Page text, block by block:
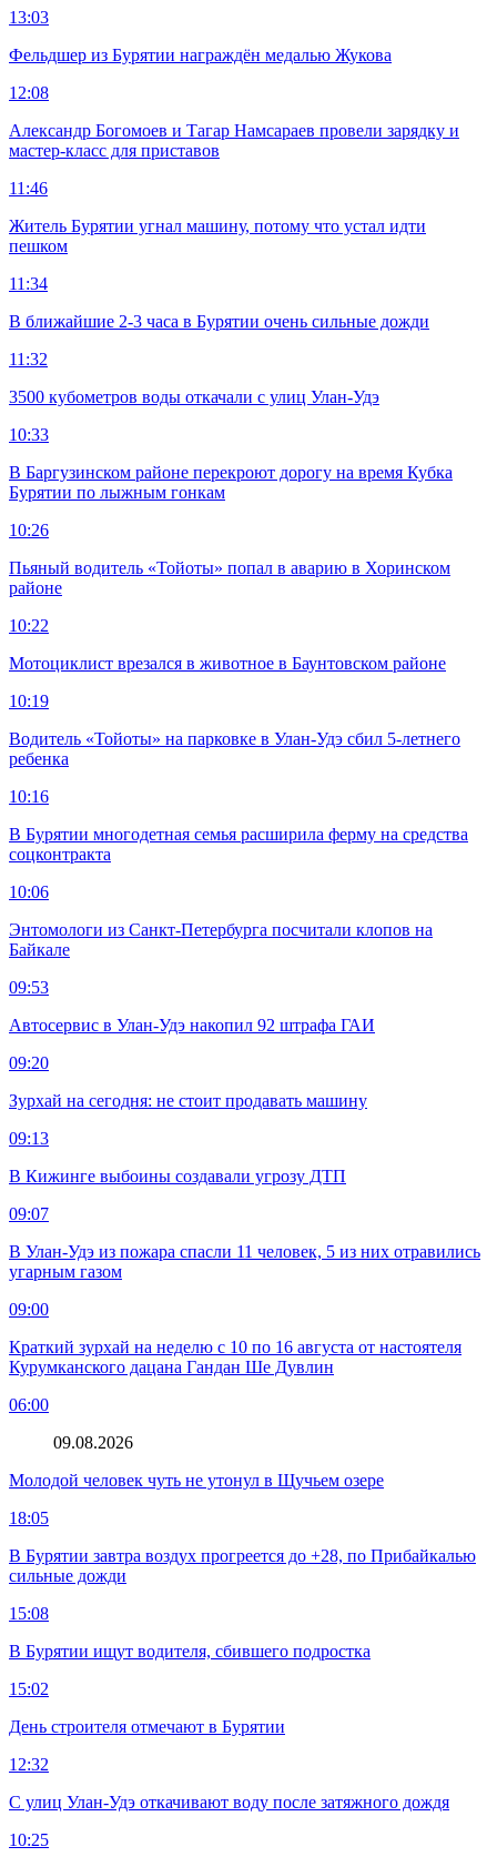
13:03
Фельдшер из Бурятии награждён медалью Жукова
12:08
Александр Богомоев и Тагар Намсараев провели зарядку и
мастер-класс для приставов
11:46
Житель Бурятии угнал машину, потому что устал идти
пешком
11:34
В ближайшие 2-3 часа в Бурятии очень сильные дожди
11:32
3500 кубометров воды откачали с улиц Улан-Удэ
10:33
В Баргузинском районе перекроют дорогу на время Кубка
Бурятии по лыжным гонкам
10:26
Пьяный водитель «Тойоты» попал в аварию в Хоринском
районе
10:22
Мотоциклист врезался в животное в Баунтовском районе
10:19
Водитель «Тойоты» на парковке в Улан-Удэ сбил 5-летнего
ребенка
10:16
В Бурятии многодетная семья расширила ферму на средства
соцконтракта
10:06
Энтомологи из Санкт-Петербурга посчитали клопов на
Байкале
09:53
Автосервис в Улан-Удэ накопил 92 штрафа ГАИ
09:20
Зурхай на сегодня: не стоит продавать машину
09:13
В Кижинге выбоины создавали угрозу ДТП
09:07
В Улан-Удэ из пожара спасли 11 человек, 5 из них отравились
угарным газом
09:00
Краткий зурхай на неделю с 10 по 16 августа от настоятеля
Курумканского дацана Гандан Ше Дувлин
06:00
09.08.2026
Молодой человек чуть не утонул в Щучьем озере
18:05
В Бурятии завтра воздух прогреется до +28, по Прибайкалью
сильные дожди
15:08
В Бурятии ищут водителя, сбившего подростка
15:02
День строителя отмечают в Бурятии
12:32
С улиц Улан-Удэ откачивают воду после затяжного дождя
10:25